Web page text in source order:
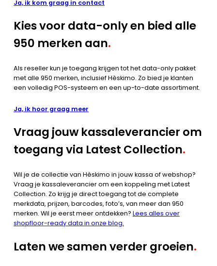
Ja, ik kom graag in contact
Kies voor data-only en bied alle
950 merken aan.
Als reseller kun je toegang krijgen tot het data-only pakket
met alle 950 merken, inclusief Hèskimo. Zo bied je klanten
een volledig POS-systeem en een up-to-date assortiment.
Ja, ik hoor graag meer
Vraag jouw kassaleverancier om
toegang via Latest Collection.
Wil je de collectie van Hèskimo in jouw kassa of webshop?
Vraag je kassaleverancier om een koppeling met Latest
Collection. Zo krijg je direct toegang tot de complete
merkdata, prijzen, barcodes, foto’s, van meer dan 950
merken. Wil je eerst meer ontdekken? Lees alles over
shopfloor-ready data in onze blog.
Laten we samen verder groeien.